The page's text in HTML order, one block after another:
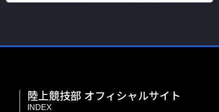
陸上競技部 オフィシャルサイト
INDEX